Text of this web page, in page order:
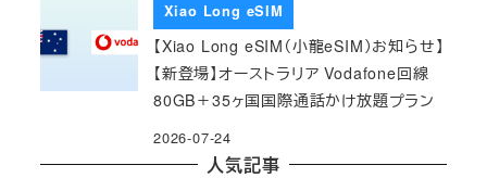
Xiao Long eSIM
【Xiao Long eSIM（小龍eSIM）お知らせ】
【新登場】オーストラリア Vodafone回線
80GB＋35ヶ国国際通話かけ放題プラン
2026-07-24
人気記事